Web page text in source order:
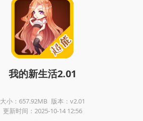
我的新生活2.01
大小：657.92MB 版本：v2.01
更新时间：2025-10-14 12:56